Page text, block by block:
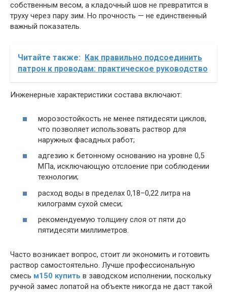
собственным весом, а кладочный шов не превратится в
труху через пару зим. Но прочность — не единственный
важный показатель.
Читайте также:
Как правильно подсоединить
патрон к проводам: практическое руководство
Инженерные характеристики состава включают:
морозостойкость не менее пятидесяти циклов,
что позволяет использовать раствор для
наружных фасадных работ;
адгезию к бетонному основанию на уровне 0,5
МПа, исключающую отслоение при соблюдении
технологии;
расход воды в пределах 0,18–0,22 литра на
килограмм сухой смеси;
рекомендуемую толщину слоя от пяти до
пятидесяти миллиметров.
Часто возникает вопрос, стоит ли экономить и готовить
раствор самостоятельно. Лучше профессиональную
смесь м150 купить в заводском исполнении, поскольку
ручной замес лопатой на объекте никогда не даст такой